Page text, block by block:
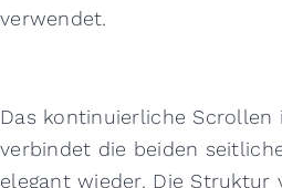
verwendet.
Das kontinuierliche Scrollen
verbindet die beiden
elegant wieder. Die Struktur